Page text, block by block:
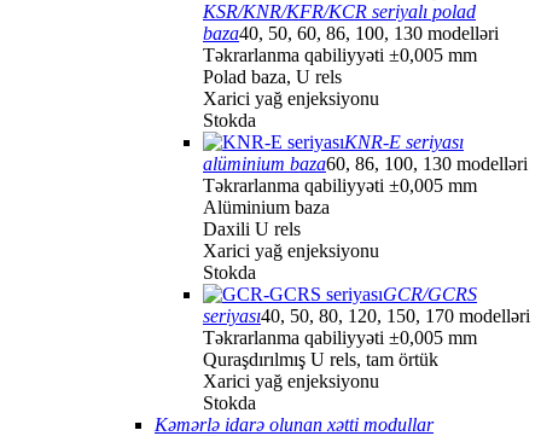
KSR/KNR/KFR/KCR seriyalı polad
baza40, 50, 60, 86, 100, 130 modelləri
Təkrarlanma qabiliyyəti ±0,005 mm
Polad baza, U rels
Xarici yağ enjeksiyonu
Stokda
KNR-E seriyası
alüminium baza60, 86, 100, 130 modelləri
Təkrarlanma qabiliyyəti ±0,005 mm
Alüminium baza
Daxili U rels
Xarici yağ enjeksiyonu
Stokda
GCR/GCRS
seriyası40, 50, 80, 120, 150, 170 modelləri
Təkrarlanma qabiliyyəti ±0,005 mm
Quraşdırılmış U rels, tam örtük
Xarici yağ enjeksiyonu
Stokda
Kəmərlə idarə olunan xətti modullar